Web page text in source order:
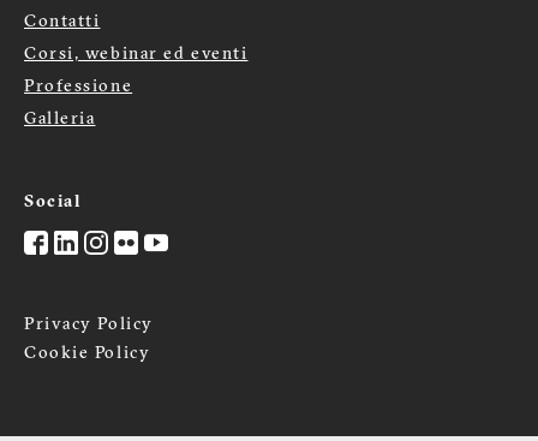
Menù
footer
Contatti
Corsi, webinar ed eventi
Professione
Galleria
Social
Privacy Policy
Cookie Policy